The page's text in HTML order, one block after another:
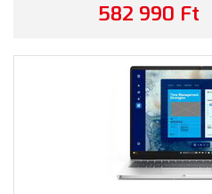
582 990 Ft